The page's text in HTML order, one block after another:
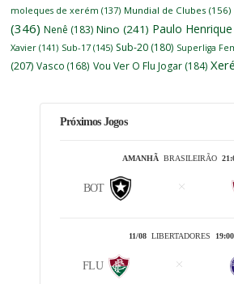
moleques de xerém (137) Mundial de Clubes (156)
(346) Nenê (183) Nino (241) Paulo
Xavier (141) Sub-17 (145) Sub-20 (180) Superliga
(207) Vasco (168) Vou Ver O Flu Jogar (184)
Próximos Jogos
AMANHÃBRASILEIRÃO
BOT
11/08LIBERTADORES 19:00
FLU